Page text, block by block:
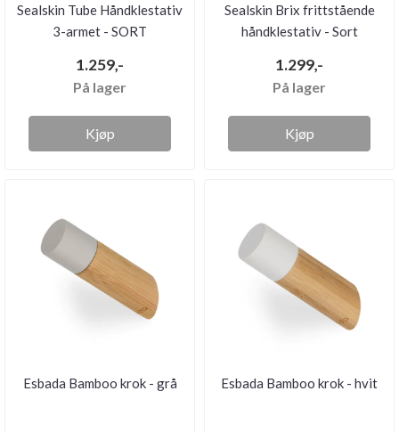
Sealskin Tube Håndklestativ
3-armet - SORT
1.259,-
På lager
Kjøp
Sealskin Brix frittstående
håndklestativ - Sort
1.299,-
På lager
Kjøp
Esbada Bamboo krok - grå Esbada Bamboo krok - hvit